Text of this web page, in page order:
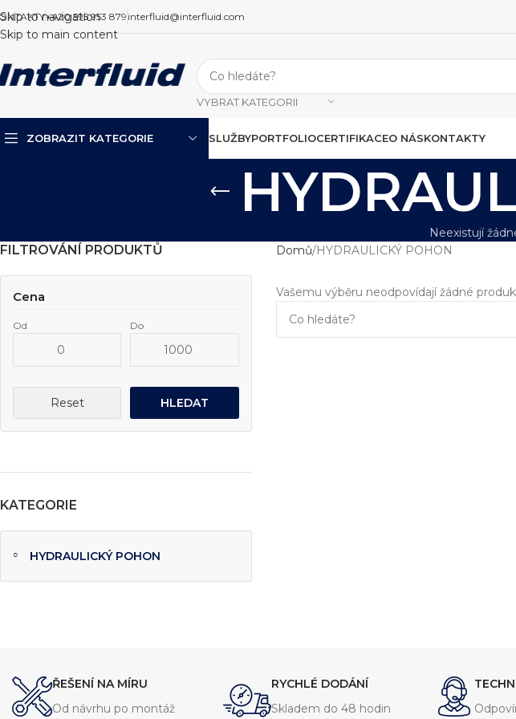
Skip to navigation
Skip to main content
+420 595 953 879 interfluid@interfluid.com
VYBRAT KATEGORII
ZOBRAZIT KATEGORIE SLUŽBY
Návrh a prototypování
Technická dokumentace
PORTFOLIOCERTIFIKACEO NÁSKONTAKTY
Neexistují
FILTROVÁNÍ PRODUKTŮ
Cena
Od Do
Reset HLEDAT
KATEGORIE
HYDRAULICKÝ POHON
Domů HYDRAULICKÝ POHON
Vašemu výběru neodpovídají žádné
ŘEŠENÍ NA MÍRU
Od návrhu po montáž
RYCHLÉ DODÁNÍ
Skladem do 48 hodin